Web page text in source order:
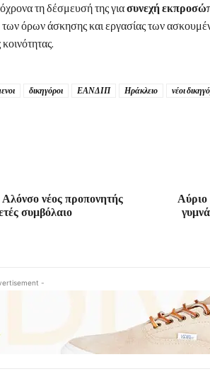
τη δέσμευσή της γιασυνεχή
όρων άσκησης και εργασίας των
δικηγόροι ΕΑΝΔΙΠ Ηράκλειο νέοι
νέος προπονητής
συμβόλαιο
Αύριο
-